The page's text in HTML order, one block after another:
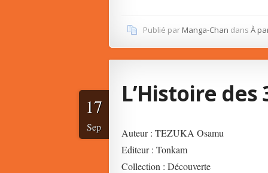
Publié parManga-Chan dans À
L’Histoire des
17
Sep
Auteur : TEZUKA Osamu
Editeur : Tonkam
Collection : Découverte